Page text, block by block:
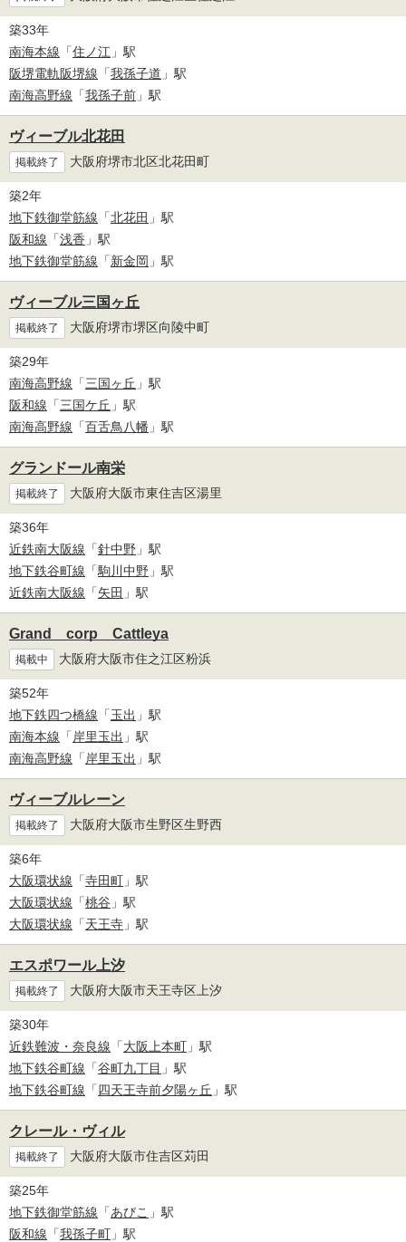
築33年
南海本線 「住ノ江 」駅
阪堺電軌阪堺線 「我孫子道 」駅
南海高野線 「我孫子前 」駅
ヴィーブル北花田
掲載終了 大阪府堺市北区北花田町
築2年
地下鉄御堂筋線 「北花田 」駅
阪和線 「浅香 」駅
地下鉄御堂筋線 「新金岡 」駅
ヴィーブル三国ヶ丘
掲載終了 大阪府堺市堺区向陵中町
築29年
南海高野線 「三国ヶ丘 」駅
阪和線 「三国ケ丘 」駅
南海高野線 「百舌鳥八幡 」駅
グランドール南栄
掲載終了 大阪府大阪市東住吉区湯里
築36年
近鉄南大阪線 「針中野 」駅
地下鉄谷町線 「駒川中野 」駅
近鉄南大阪線 「矢田 」駅
Grand corp Cattleya
掲載中 大阪府大阪市住之江区粉浜
築52年
地下鉄四つ橋線 「玉出 」駅
南海本線 「 岸里玉出 」駅
南海高野線 「 岸里玉出 」駅
ヴィーブルレーン
掲載終了 大阪府大阪市生野区生野西
築6年
大阪環状線 「寺田町 」駅
大阪環状線 「桃谷 」駅
大阪環状線 「天王寺 」駅
エスポワール上汐
掲載終了 大阪府大阪市天王寺区上汐
築30年
近鉄難波・奈良線 「大阪上本町 」駅
地下鉄谷町線 「谷町九丁目 」駅
地下鉄谷町線 「四天王寺前夕陽ヶ丘 」駅
クレール・ヴィル
掲載終了 大阪府大阪市住吉区苅田
築25年
地下鉄御堂筋線 「あびこ 」駅
阪和線 「我孫子町 」駅